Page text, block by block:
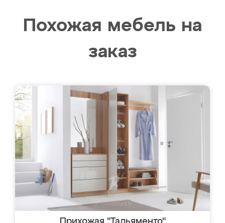
Похожая мебель на
заказ